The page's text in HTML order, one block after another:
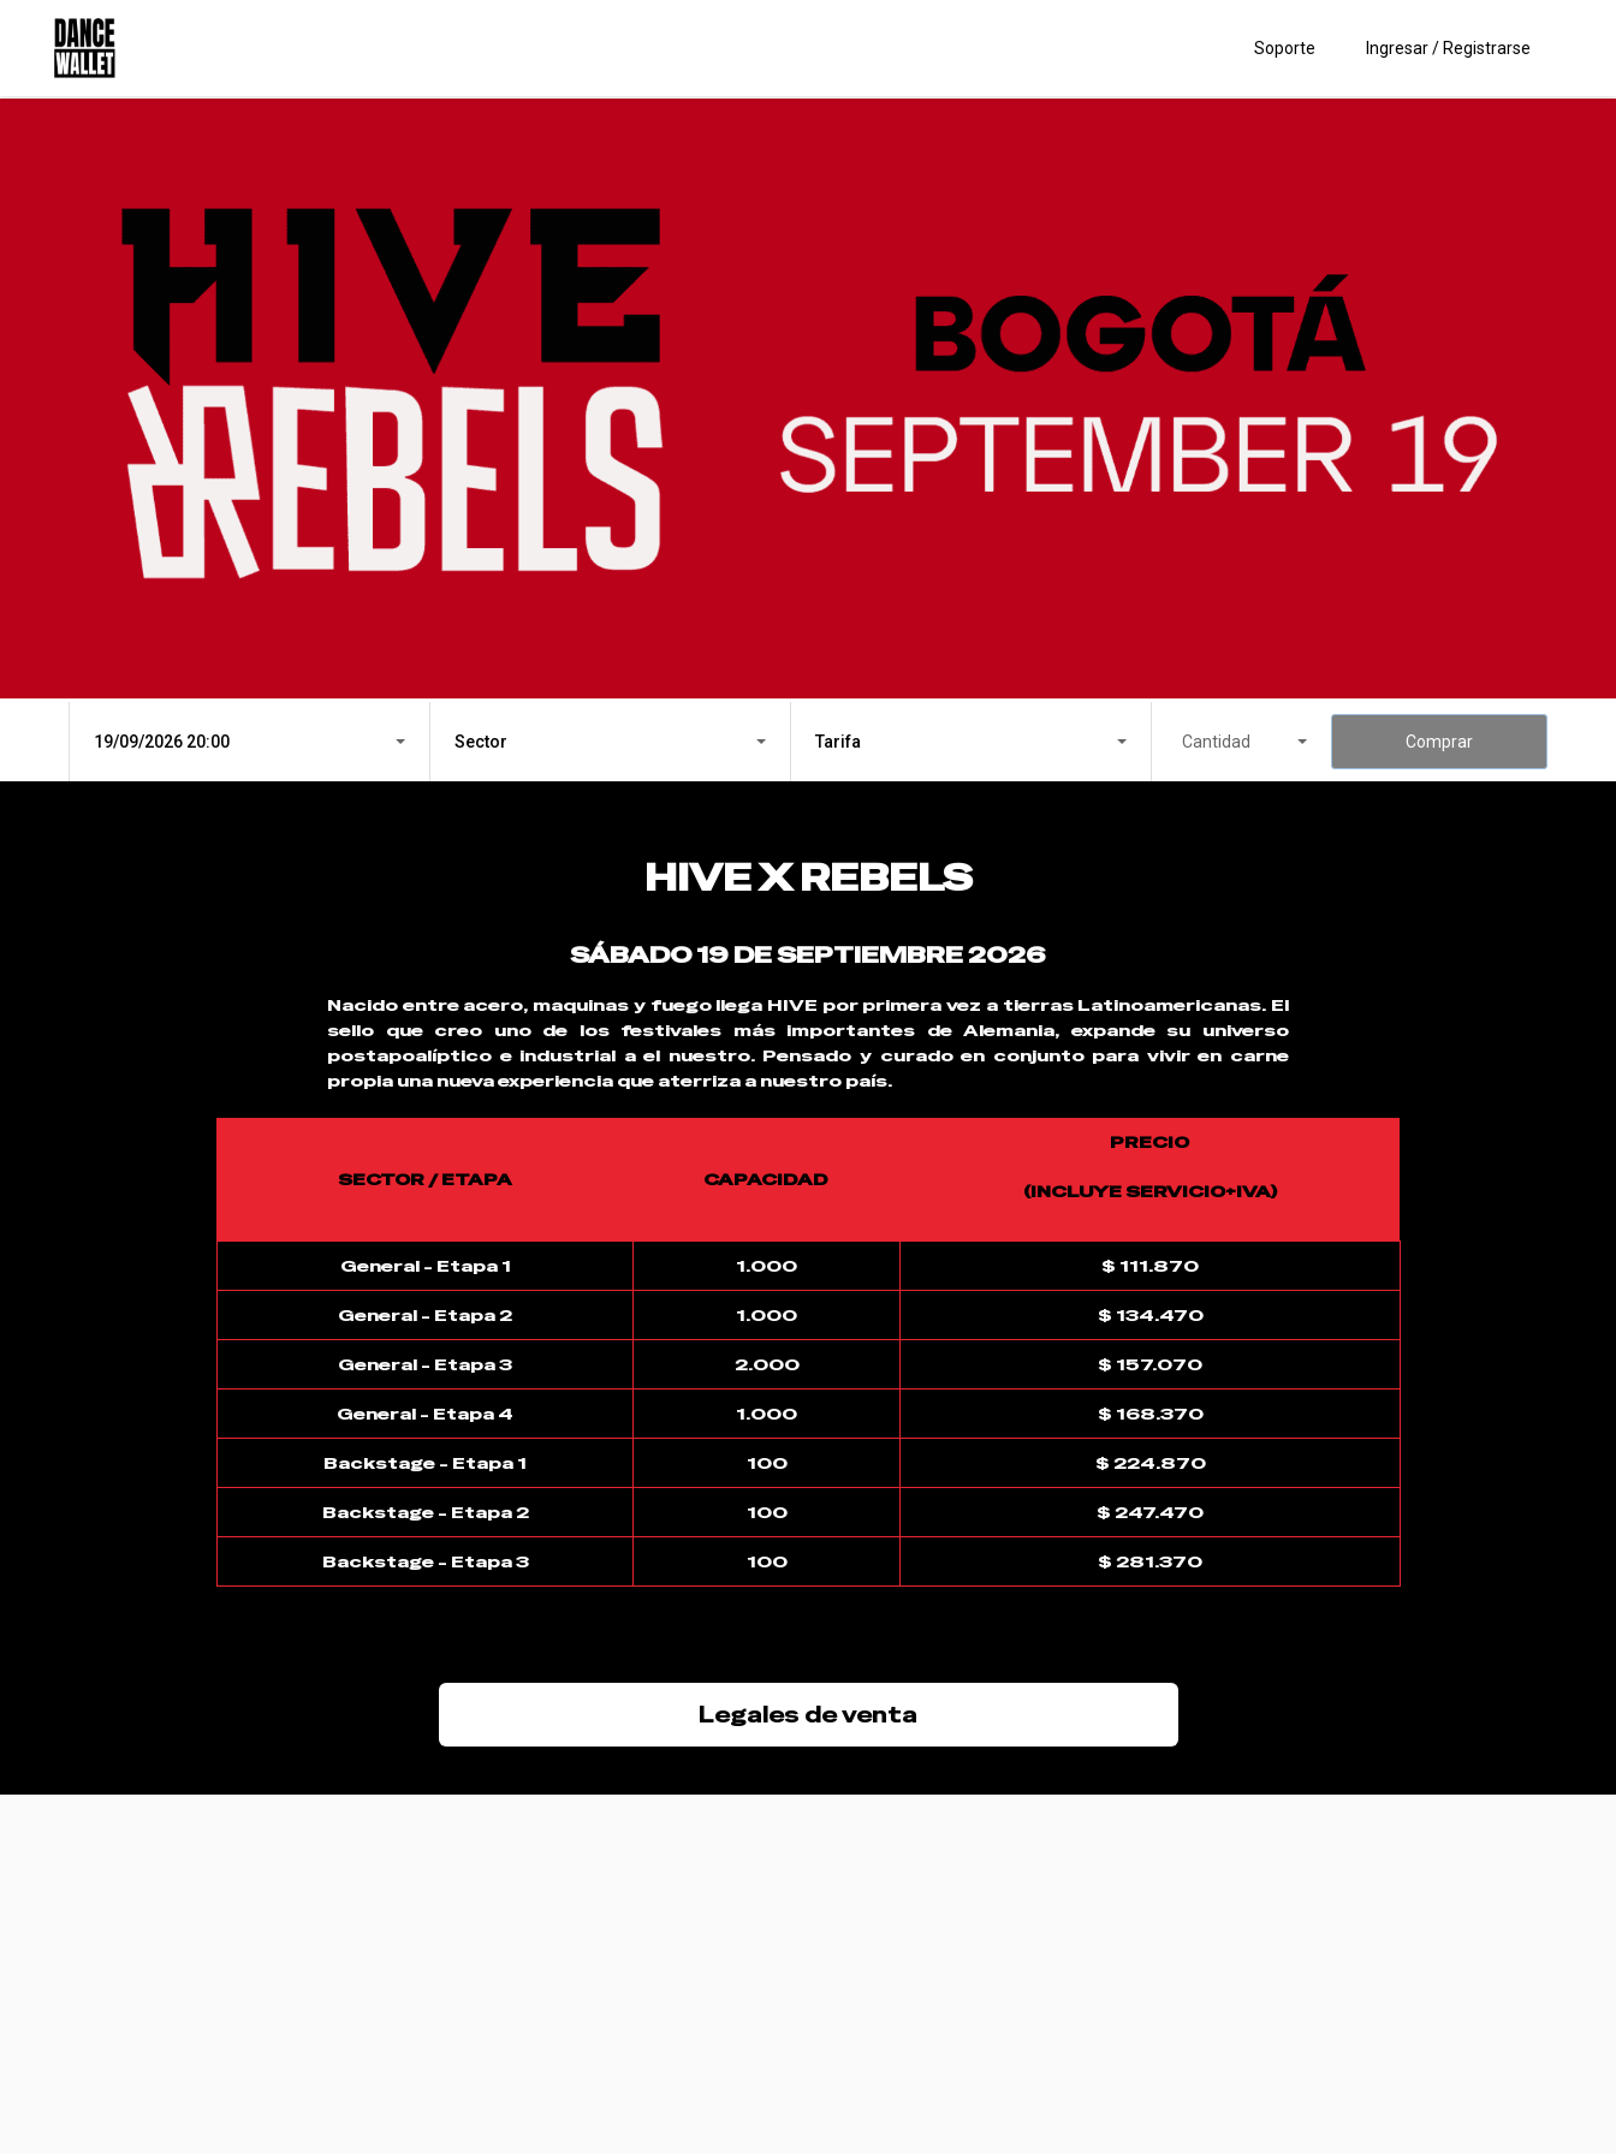
Soporte Ingresar / Registrarse
19/09/2026 20:00 Sector Tarifa Cantidad Comprar
HIVE X REBELS
SÁBADO 19 DE SEPTIEMBRE 2026
Nacido entre acero, maquinas y fuego llega HIVE por primera vez a tierras Latinoamericanas. El
sello que creo uno de los festivales más importantes de Alemania, expande su universo
postapoalíptico e industrial a el nuestro. Pensado y curado en conjunto para vivir en carne
propia una nueva experiencia que aterriza a nuestro país.
SECTOR / ETAPA CAPACIDAD
PRECIO
(INCLUYE SERVICIO+IVA)
General - Etapa 1 1.000 $ 111.870
General - Etapa 2 1.000 $ 134.470
General - Etapa 3 2.000 $ 157.070
General - Etapa 4 1.000 $ 168.370
Backstage - Etapa 1 100 $ 224.870
Backstage - Etapa 2 100 $ 247.470
Backstage - Etapa 3 100 $ 281.370
Legales de venta